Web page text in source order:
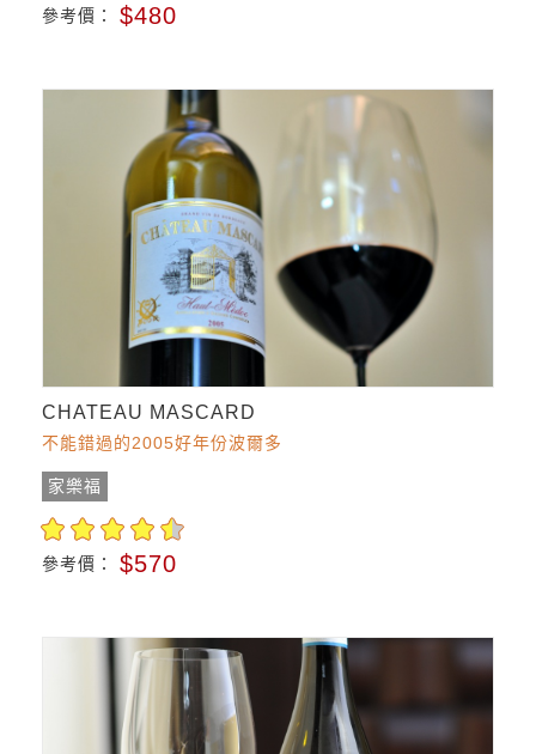
參考價： $480
CHATEAU MASCARD
不能錯過的2005好年份波爾多
家樂福
參考價： $570